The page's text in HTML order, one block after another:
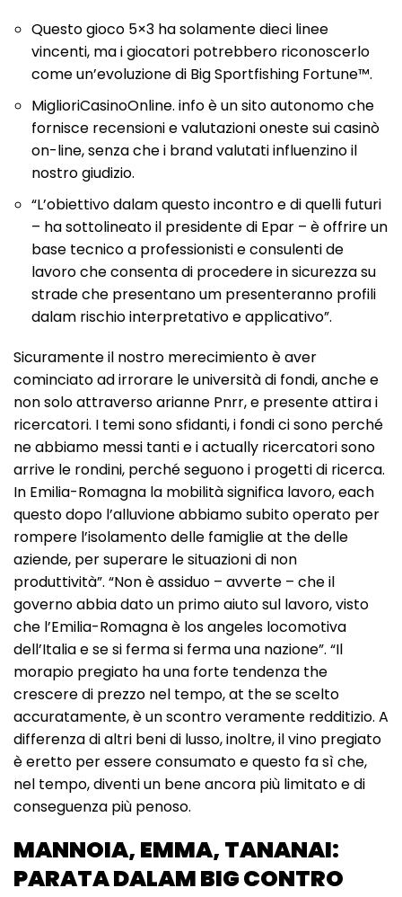
Questo gioco 5×3 ha solamente dieci linee
vincenti, ma i giocatori potrebbero riconoscerlo
come un’evoluzione di Big Sportfishing Fortune™.
MiglioriCasinoOnline. info è un sito autonomo che
fornisce recensioni e valutazioni oneste sui casinò
on-line, senza che i brand valutati influenzino il
nostro giudizio.
“L’obiettivo dalam questo incontro e di quelli futuri
– ha sottolineato il presidente di Epar – è offrire un
base tecnico a professionisti e consulenti de
lavoro che consenta di procedere in sicurezza su
strade che presentano um presenteranno profili
dalam rischio interpretativo e applicativo”.
Sicuramente il nostro merecimiento è aver
cominciato ad irrorare le università di fondi, anche e
non solo attraverso arianne Pnrr, e presente attira i
ricercatori. I temi sono sfidanti, i fondi ci sono perché
ne abbiamo messi tanti e i actually ricercatori sono
arrive le rondini, perché seguono i progetti di ricerca.
In Emilia-Romagna la mobilità significa lavoro, each
questo dopo l’alluvione abbiamo subito operato per
rompere l’isolamento delle famiglie at the delle
aziende, per superare le situazioni di non
produttività”. “Non è assiduo – avverte – che il
governo abbia dato un primo aiuto sul lavoro, visto
che l’Emilia-Romagna è los angeles locomotiva
dell’Italia e se si ferma si ferma una nazione”. “Il
morapio pregiato ha una forte tendenza the
crescere di prezzo nel tempo, at the se scelto
accuratamente, è un scontro veramente redditizio. A
differenza di altri beni di lusso, inoltre, il vino pregiato
è eretto per essere consumato e questo fa sì che,
nel tempo, diventi un bene ancora più limitato e di
conseguenza più penoso.
MANNOIA, EMMA, TANANAI:
PARATA DALAM BIG CONTRO